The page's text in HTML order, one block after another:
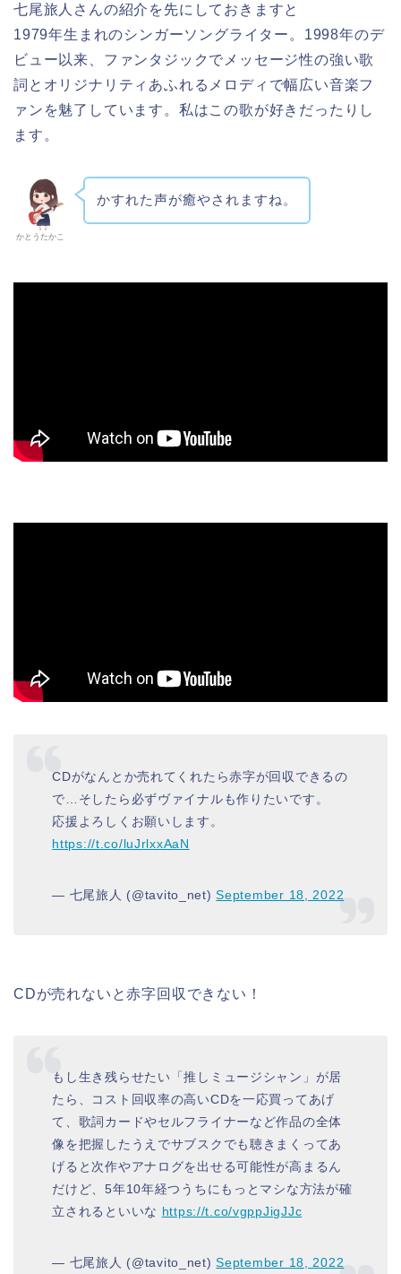
七尾旅人さんの紹介を先にしておきますと
1979年生まれのシンガーソングライター。1998年のデ
ビュー以来、ファンタジックでメッセージ性の強い歌
詞とオリジナリティあふれるメロディで幅広い音楽フ
ァンを魅了しています。私はこの歌が好きだったりし
ます。
かとうたかこ
かすれた声が癒やされますね。
CDがなんとか売れてくれたら赤字が回収できるの
で…そしたら必ずヴァイナルも作りたいです。
応援よろしくお願いします。
https://t.co/luJrlxxAaN
— 七尾旅人 (@tavito_net)September 18, 2022
CDが売れないと赤字回収できない！
もし生き残らせたい「推しミュージシャン」が居
たら、コスト回収率の高いCDを一応買ってあげ
て、歌詞カードやセルフライナーなど作品の全体
像を把握したうえでサブスクでも聴きまくってあ
げると次作やアナログを出せる可能性が高まるん
だけど、5年10年経つうちにもっとマシな方法が確
立されるといいな https://t.co/vgppJigJJc
— 七尾旅人 (@tavito_net)September 18, 2022